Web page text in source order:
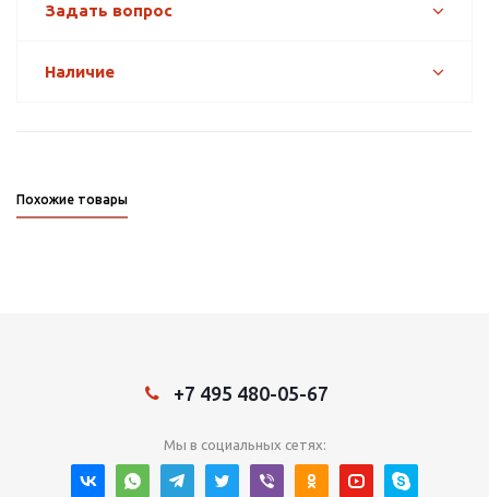
Задать вопрос
Наличие
Похожие товары
+7 495 480-05-67
Мы в социальных сетях: